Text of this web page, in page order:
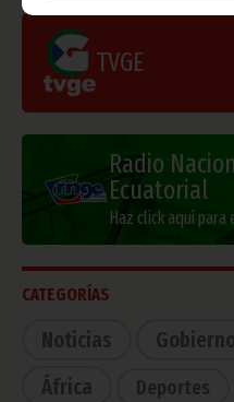
TVGE
Radio
Ecuatorial
Haz click aquí para
CATEGORÍAS
Noticias Gobierno
África
Deportes